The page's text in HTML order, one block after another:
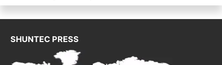
SHUNTEC PRESS